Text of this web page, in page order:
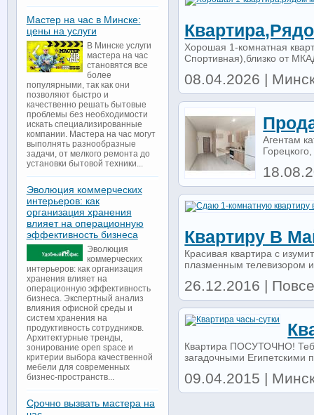
Хорошая 1-комнатная
Спортивная),близко от
08.04.2026 |
Агентам
Квартиру В
Красивая квартира с
плазменным телевизором
26.12.2016 |
Квартира ПОСУТОЧНО!
загадочными Египетскими
09.04.2015 |
Мастер на час в Минске:
цены на услуги
В Минске услуги
мастера на час
становятся все
более
популярными, так как они
позволяют быстро и
качественно решать бытовые
проблемы без необходимости
искать специализированные
компании. Мастера на час могут
выполнять разнообразные
задачи, от мелкого ремонта до
установки бытовой техники...
Эволюция коммерческих
интерьеров: как
организация хранения
влияет на операционную
эффективность бизнеса
Эволюция
коммерческих
интерьеров: как организация
хранения влияет на
операционную эффективность
бизнеса. Экспертный анализ
влияния офисной среды и
систем хранения на
продуктивность сотрудников.
Архитектурные тренды,
зонирование open space и
критерии выбора качественной
мебели для современных
бизнес-пространств...
Срочно вызвать мастера на